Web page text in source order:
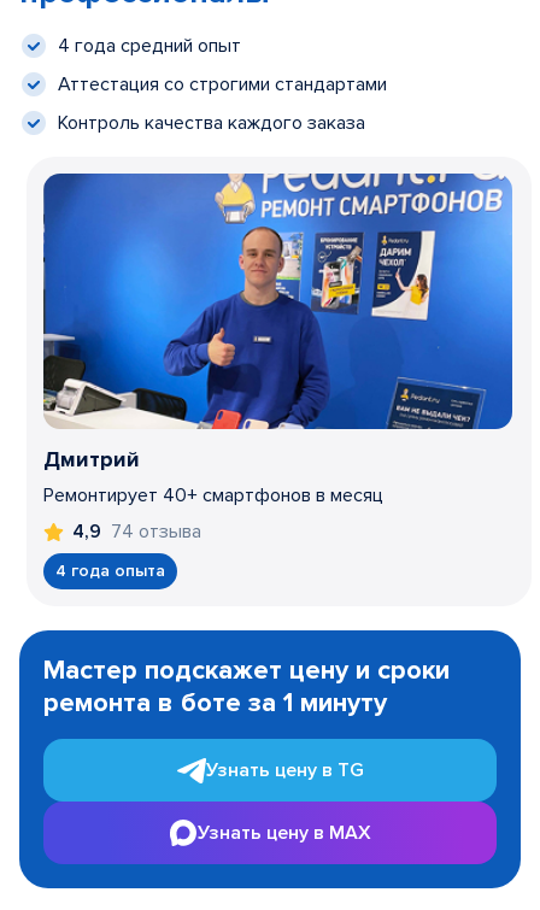
4 года средний опыт
Аттестация со строгими стандартами
Контроль качества каждого заказа
Дмитрий
Ремонтирует 40+ смартфонов в месяц
4,9 74 отзыва
4 года опыта
1
Мастер подскажет цену и сроки
ремонта в боте за 1 минуту
Узнать цену в TG
Узнать цену в MAX